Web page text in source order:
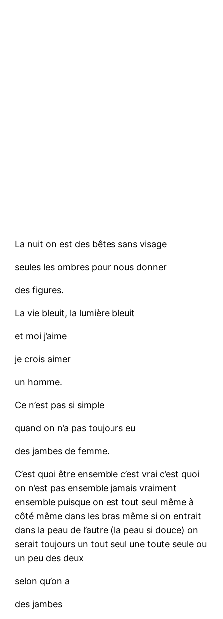
La nuit on est des bêtes sans visage
seules les ombres pour nous donner
des figures.
La vie bleuit, la lumière bleuit
et moi j’aime
je crois aimer
un homme.
Ce n’est pas si simple
quand on n’a pas toujours eu
des jambes de femme.
C’est quoi être ensemble c’est vrai c’est quoi
on n’est pas ensemble jamais vraiment
ensemble puisque on est tout seul même à
côté même dans les bras même si on entrait
dans la peau de l’autre (la peau si douce) on
serait toujours un tout seul une toute seule ou
un peu des deux
selon qu’on a
des jambes